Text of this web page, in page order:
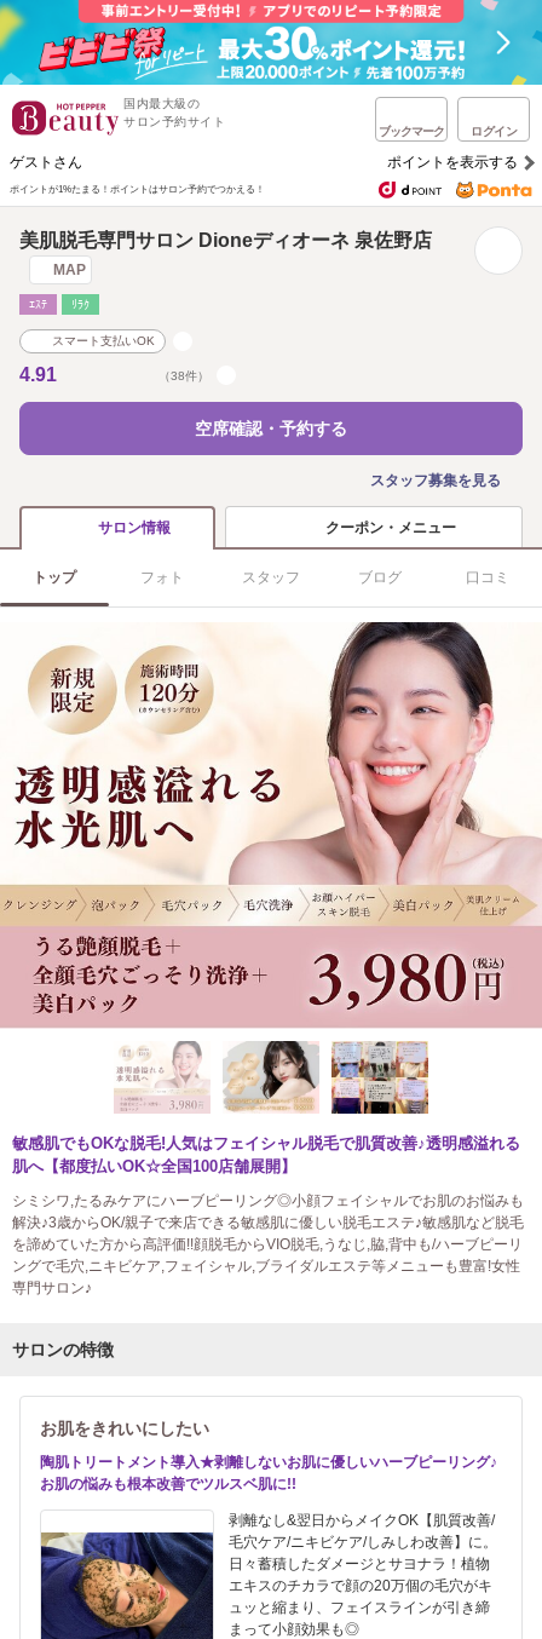
国内最大級の
サロン予約サイト
ブックマーク ログイン
ゲストさん ポイントを表示する
ポイントが1%たまる！ ポイントはサロン予約でつかえる！
美肌脱毛専門サロン Dioneディオーネ 泉佐野店
MAP
ｴｽﾃ ﾘﾗｸ
スマート支払いOK
4.91 （38件）
空席確認・予約する
スタッフ募集を見る
サロン情報 クーポン・メニュー
トップ フォト スタッフ ブログ 口コミ
敏感肌でもOKな脱毛!人気はフェイシャル脱毛で肌質改善♪透明感溢れる
肌へ【都度払いOK☆全国100店舗展開】
シミシワ,たるみケアにハーブピーリング◎小顔フェイシャルでお肌のお悩みも
解決♪3歳からOK/親子で来店できる敏感肌に優しい脱毛エステ♪敏感肌など脱毛
を諦めていた方から高評価!!顔脱毛からVIO脱毛,うなじ,脇,背中も/ハーブピーリ
ングで毛穴,ニキビケア,フェイシャル,ブライダルエステ等メニューも豊富!女性
専門サロン♪
サロンの特徴
お肌をきれいにしたい
陶肌トリートメント導入★剥離しないお肌に優しいハーブピーリング♪
お肌の悩みも根本改善でツルスベ肌に!!
剥離なし&翌日からメイクOK【肌質改善/
毛穴ケア/ニキビケア/しみしわ改善】に。
日々蓄積したダメージとサヨナラ！植物
エキスのチカラで顔の20万個の毛穴がキ
ュッと縮まり、フェイスラインが引き締
まって小顔効果も◎